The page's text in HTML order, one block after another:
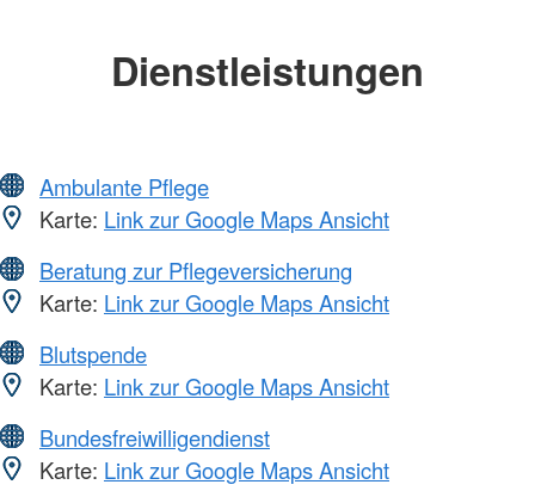
Dienstleistungen
Ambulante Pflege
Karte: Link zur Google Maps Ansicht
Beratung zur Pflegeversicherung
Karte: Link zur Google Maps Ansicht
Blutspende
Karte: Link zur Google Maps Ansicht
Bundesfreiwilligendienst
Karte: Link zur Google Maps Ansicht